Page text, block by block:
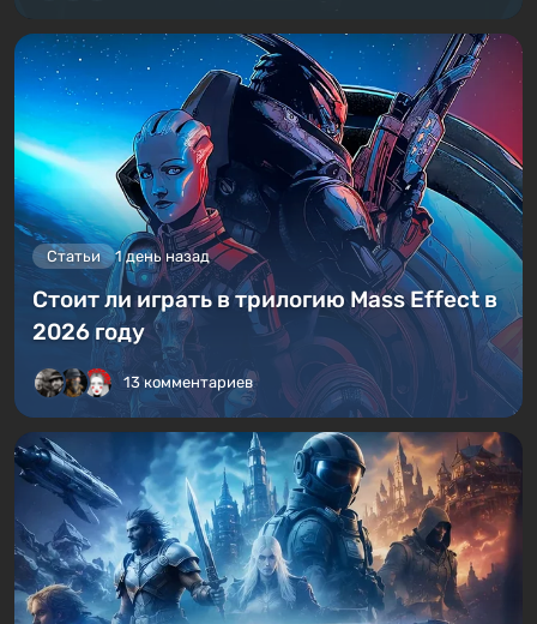
Статьи 1 день назад
Стоит ли играть в трилогию Mass Effect в
2026 году
13 комментариев